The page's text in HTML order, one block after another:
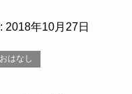
2018年10月27日
はなし